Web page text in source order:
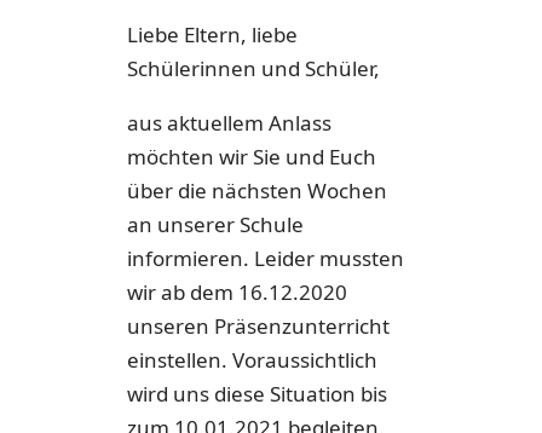
Liebe Eltern, liebe
Schülerinnen und Schüler,
aus aktuellem Anlass
möchten wir Sie und Euch
über die nächsten Wochen
an unserer Schule
informieren. Leider mussten
wir ab dem 16.12.2020
unseren Präsenzunterricht
einstellen. Voraussichtlich
wird uns diese Situation bis